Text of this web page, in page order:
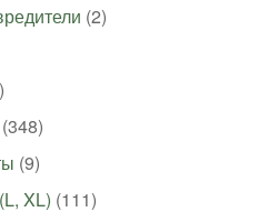
(2)
(348)
(9)
XL) (111)